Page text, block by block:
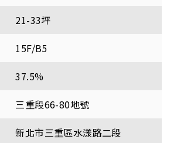
21-33坪
15F/B5
37.5%
三重段66-80地號
新北市三重區水漾路二段